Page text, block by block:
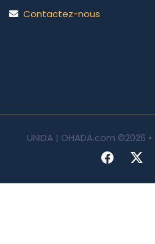
Contactez-nous
UNIDA | OHADA.com ©2026